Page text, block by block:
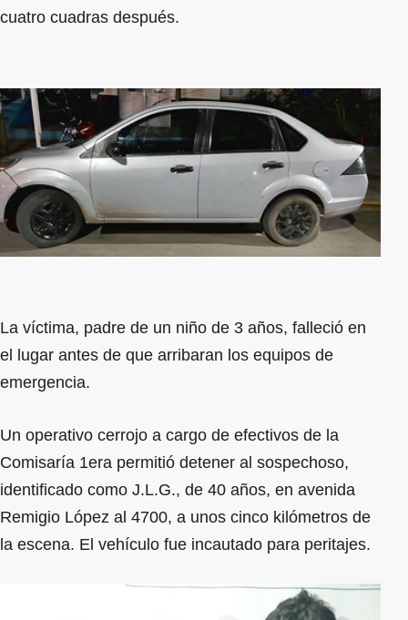
cuatro cuadras después.
La víctima, padre de un niño de 3 años, falleció en
el lugar antes de que arribaran los equipos de
emergencia.
Un operativo cerrojo a cargo de efectivos de la
Comisaría 1era permitió detener al sospechoso,
identificado como J.L.G., de 40 años, en avenida
Remigio López al 4700, a unos cinco kilómetros de
la escena. El vehículo fue incautado para peritajes.